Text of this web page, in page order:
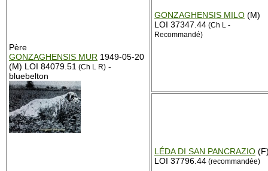
Père
GONZAGHENSIS MUR 1949-05-20
(M) LOI 84079.51 (Ch L R) -
bluebelton
GONZAGHENSIS MILO (M)
LOI 37347.44 (Ch L -
Recommandé)
LÉDA DI SAN PANCRAZIO
LOI 37796.44 (recommandée)